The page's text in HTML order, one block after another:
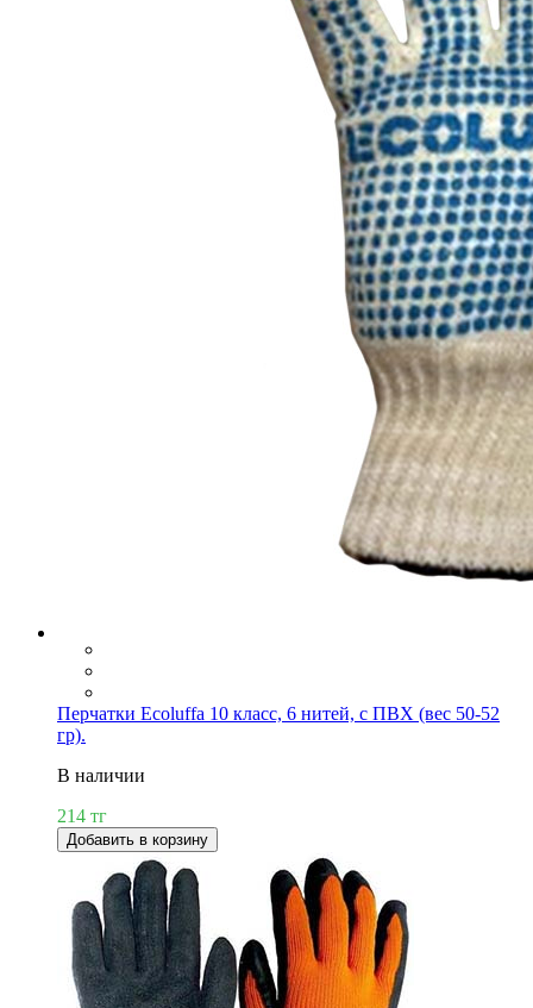
Перчатки Ecoluffa 10 класс, 6 нитей, с ПВХ (вес 50-52
гр).
В наличии
214 тг
Добавить в корзину